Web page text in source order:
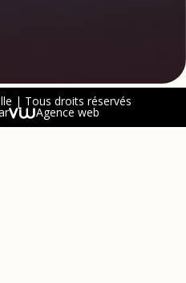
| Tous droits réservés
Agence web